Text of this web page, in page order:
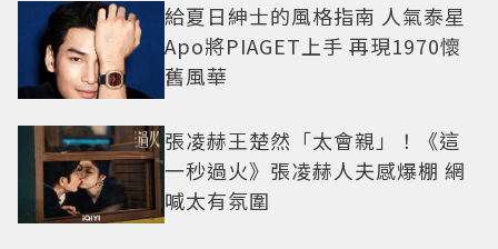
給夏日紳士的風格指南 人氣泰星
Apo將PIAGET上手 再現1970懷
舊風華
張凌赫王楚然「太會親」！《這
一秒過火》張凌赫人夫感爆棚 網
喊太有氛圍